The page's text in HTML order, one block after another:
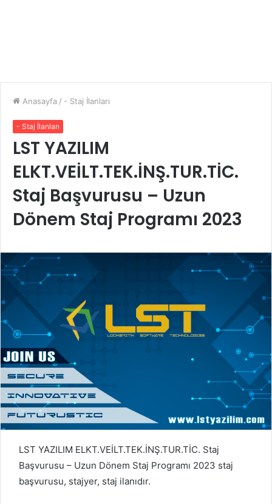
Anasayfa / - Staj İlanları
- Staj İlanları
LST YAZILIM
ELKT.VEİLT.TEK.İNŞ.TUR.TİC.
Staj Başvurusu – Uzun
Dönem Staj Programı 2023
LST YAZILIM ELKT.VEİLT.TEK.İNŞ.TUR.TİC. Staj
Başvurusu – Uzun Dönem Staj Programı 2023 staj
başvurusu, stajyer, staj ilanıdır.